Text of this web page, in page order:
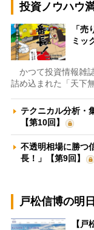
投資ノウハウ
「
ミッ
かつて投資情報雑
詰め込まれた「天下
テクニカル分析・
【第10回】
不透明相場に勝つ
長！」【第9回】
戸松信博の明
【